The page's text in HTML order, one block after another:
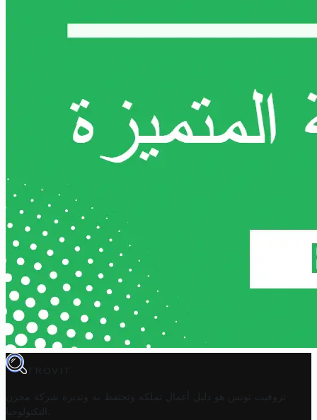
TROVIT
تروفيت تونس هو دليل أعمال تملكه وتحتفظ به وتديره
شركة مخزن
التكنولوجيا